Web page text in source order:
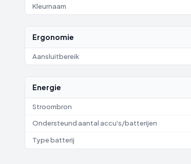
Kleurnaam
Ergonomie
Aansluitbereik
Energie
Stroombron
Ondersteund aantal accu's/batterijen
Type batterij